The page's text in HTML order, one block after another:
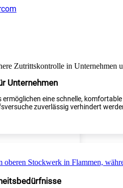
Unternehmen
eine schnelle,
zuverlässig verhindert